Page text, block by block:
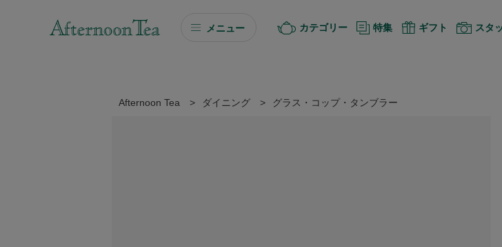
メニュー
ギフト商品を探す
カテゴリー 特集 ギフト スタ
Afternoon Tea > ダイニング > グラス・コップ・タンブラー